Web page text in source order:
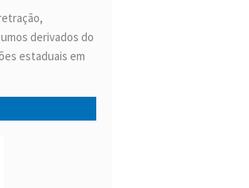
derivados do
estaduais em